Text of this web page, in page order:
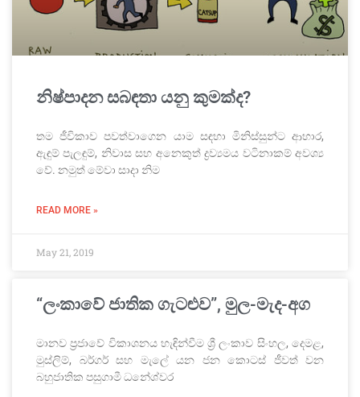
නිෂ්පාදන සබඳතා යනු කුමක්ද?
තම ජීවිකාව පවත්වාගෙන යාම සඳහා මිනිස්සුන්ට ආහාර,
ඇඳුම් පැලඳුම්, නිවාස සහ අනෙකුත් ද්‍රව්‍යමය වටිනාකම් අවශ්‍ය
වේ. නමුත් මේවා සාදා නිම
READ MORE »
May 21, 2019
“ලංකාවේ ජාතික ගැටළුව”, මුල-මැද-අග
මානව ප්‍රජාවේ විකාශනය හැඳින්වීම ශ්‍රී ලංකාව සිංහල, දෙමළ,
මුස්ලිම්, බර්ගර් සහ මැලේ යන ජන කොටස් ජීවත් වන
බහුජාතික පසුගාමී ධනේශ්වර